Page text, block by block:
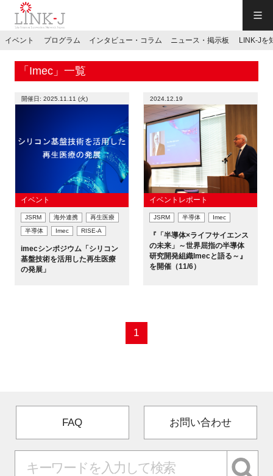
特別会員専用メニュー
お問い合わせ
マイページ
ニュース・掲示板
イベント プログラム インタビュー・コラム ニュース・掲示板 LINK-Jを
「Imec」一覧
開催日: 2025.11.11 (火)
イベント
JSRM 海外連携
再生医療
半導体
Imec RISE-A
imecシンポジウム「シリコン
基盤技術を活用した再生医療
の発展」
2024.12.19
イベントレポート
JSRM 半導体 Imec
『「半導体×ライフサイエンス
の未来」～世界屈指の半導体
研究開発組織Imecと語る～』
を開催（11/6）
1
FAQ お問い合わせ